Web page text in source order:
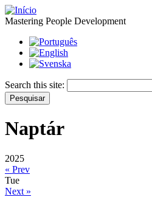
Mastering People Development
Search this site:
Naptár
2025
« Prev
Tue
Next »